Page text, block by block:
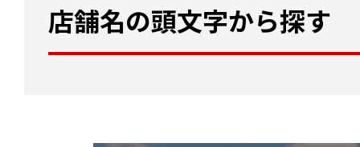
店舗名の頭文字から探す